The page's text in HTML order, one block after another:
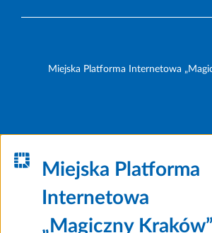
Miejska Platforma Internetowa
Miejska Platforma
Internetowa
„Magiczny Kraków”